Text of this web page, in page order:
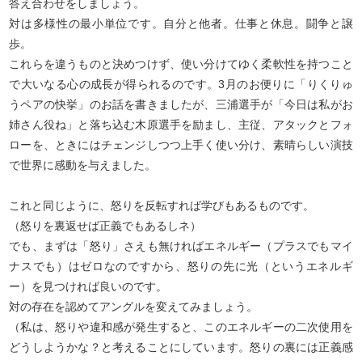
答え合わせをしましょう。
対は多様性の最小単位です。自分と他者。仕事と休息。闘争と譲
歩。
これらを違うものと決めつけず、使い分けてゆく柔軟性を持つこと
で大いなる心の成長が得られるのです。3月のお便りに「りくりゅ
うペアの快挙」のお話を書きましたが、三浦選手が「今日は私がお
姉さん役ね」と落ち込む木原選手を励まし、主従、アタックとフォ
ローを、ときにはチェンジしつつ上手く使い分け、素晴らしい演技
で世界に感動を与えました。
これと同じように、怒りを反転すれば学びもあるものです。
（怒りを裏返せば正義でもあるしネ）
でも、まずは「怒り」さえも無ければエネルギー（プラスでもマイ
ナスでも）はゼロなのですから、怒りの先に光（というエネルギ
ー）を見つければ良いのです。
対の存在を認めてアングルを変えてみましょう。
（私は、怒りや違和感が発生すると、このエネルギーの二次使用を
どうしようかな？と考えることにしています。怒りの裏には正義感